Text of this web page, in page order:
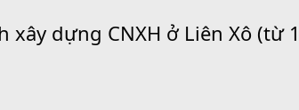
dựng CNXH ở Liên Xô